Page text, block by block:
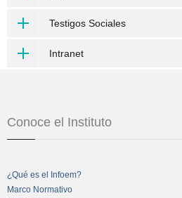
Testigos Sociales
Intranet
Conoce el Instituto
¿Qué es el Infoem?
Marco Normativo